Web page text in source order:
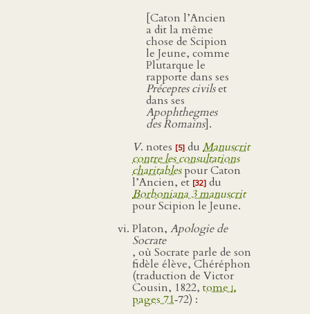
[Caton l’Ancien
a dit la même
chose de Scipion
le Jeune, comme
Plutarque le
rapporte dans ses
Préceptes civilset
dans ses
Apophthegmes
des Romains].
V. notes [5] du Manuscrit
contre les consultations
charitablespour Caton
l’Ancien, et [32] du
Borboniana 3 manuscrit
pour Scipion le Jeune.
Platon, Apologie de
Socrate
, où Socrate parle de son
fidèle élève, Chéréphon
(traduction de Victor
Cousin, 1822, tomei,
pages 71‑72) :